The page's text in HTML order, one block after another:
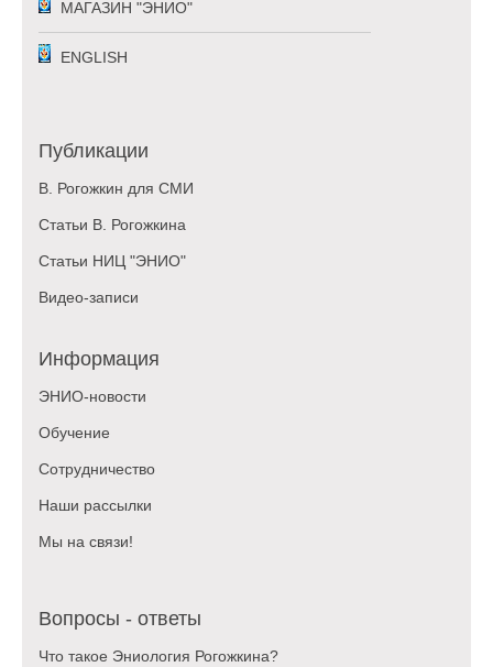
МАГАЗИН "ЭНИО"
ENGLISH
Публикации
В. Рогожкин для СМИ
Статьи В. Рогожкина
Статьи НИЦ "ЭНИО"
Видео-записи
Информация
ЭНИО-новости
Обучение
Сотрудничество
Наши рассылки
Мы на связи!
Вопросы - ответы
Что такое Эниология Рогожкина?